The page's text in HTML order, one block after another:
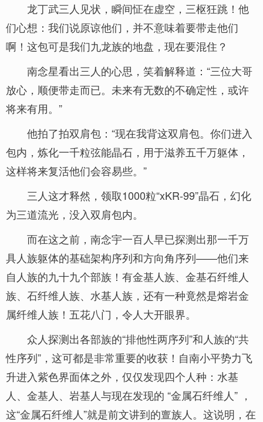
龙丁武三人见状，瞬间怔在虚空，三枢狂跳！他
们心想：我们说原谅他们，并不意味着要带走他们
啊！这包可是我们九龙族的地盘，现在要混住？
南念星看出三人的心思，笑着解释道：“三位大哥
放心，顺便带走而已。未来有无数的不确定性，或许
将来有用。”
他拍了拍双肩包：“现在我背这双肩包。你们进入
包内，炼化一千粒弦能晶石，用于滋养五千万躯体，
这样将来复活他们会容易些。”
三人这才释然，领取1000粒“xKR-99”晶石，幻化
为三道流光，没入双肩包内。
而在这之前，南念宇一百人早已探测出那一千万
具人族躯体的基础架构序列和方向角序列——他们来
自人族的九十九个部族！有金基人族、金基石纤维人
族、石纤维人族、水基人族，还有一种竟然是熔岩金
属纤维人族！五花八门，令人大开眼界。
众人探测出各部族的“排他性两序列”和人族的“共
性序列”，这可都是非常重要的收获！自南小平势力飞
升进入紫色界面体之外，仅仅发现四个人种：水基
人、金基人、岩基人与现在发现的 “金属石纤维人” ，
这“金属石纤维人”就是前文讲到的亶族人。这说明，在